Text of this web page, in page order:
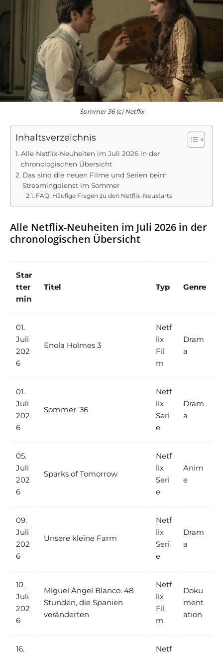
Sommer 36 (c) Netflix
Inhaltsverzeichnis
Alle Netflix-Neuheiten im Juli 2026 in der
chronologischen Übersicht
Das sind die neuen Filme und Serien beim
Streamingdienst im Sommer
FAQ: Häufige Fragen zu den Netflix-Neustarts
Alle Netflix-Neuheiten im Juli 2026 in der
chronologischen Übersicht
Star
tter
min
Titel Typ Genre
01.
Juli
202
6
Enola Holmes 3
Netf
lix
Fil
m
Dram
a
01.
Juli
202
6
Sommer ’36
Netf
lix
Seri
e
Dram
a
05.
Juli
202
6
Sparks of Tomorrow
Netf
lix
Seri
e
Anim
e
09.
Juli
202
6
Unsere kleine Farm
Netf
lix
Seri
e
Dram
a
10.
Juli
202
6
Miguel Ángel Blanco: 48
Stunden, die Spanien
veränderten
Netf
lix
Fil
m
Doku
ment
ation
16. Netf